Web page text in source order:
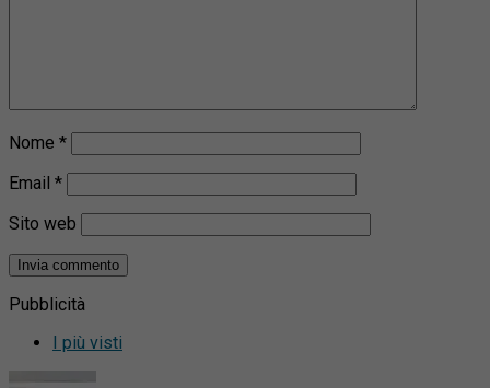
Nome *
Email *
Sito web
Pubblicità
I più visti